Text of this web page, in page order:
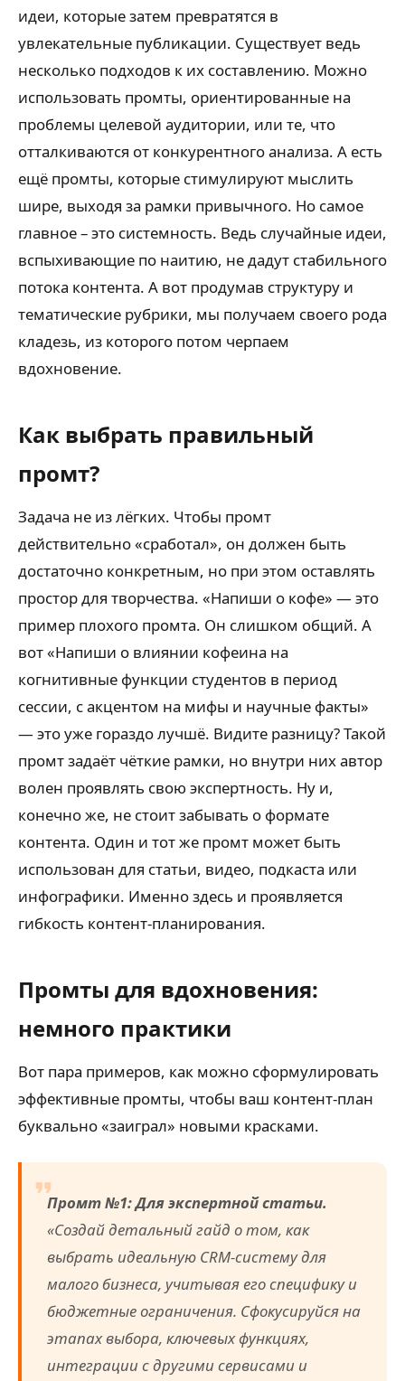
идеи, которые затем превратятся в
увлекательные публикации. Существует ведь
несколько подходов к их составлению. Можно
использовать промты, ориентированные на
проблемы целевой аудитории, или те, что
отталкиваются от конкурентного анализа. А есть
ещё промты, которые стимулируют мыслить
шире, выходя за рамки привычного. Но самое
главное – это системность. Ведь случайные идеи,
вспыхивающие по наитию, не дадут стабильного
потока контента. А вот продумав структуру и
тематические рубрики, мы получаем своего рода
кладезь, из которого потом черпаем
вдохновение.
Как выбрать правильный
промт?
Задача не из лёгких. Чтобы промт
действительно «сработал», он должен быть
достаточно конкретным, но при этом оставлять
простор для творчества. «Напиши о кофе» — это
пример плохого промта. Он слишком общий. А
вот «Напиши о влиянии кофеина на
когнитивные функции студентов в период
сессии, с акцентом на мифы и научные факты»
— это уже гораздо лучшё. Видите разницу? Такой
промт задаёт чёткие рамки, но внутри них автор
волен проявлять свою экспертность. Ну и,
конечно же, не стоит забывать о формате
контента. Один и тот же промт может быть
использован для статьи, видео, подкаста или
инфографики. Именно здесь и проявляется
гибкость контент-планирования.
Промты для вдохновения:
немного практики
Вот пара примеров, как можно сформулировать
эффективные промты, чтобы ваш контент-план
буквально «заиграл» новыми красками.
Промт №1: Для экспертной статьи.
«Создай детальный гайд о том, как
выбрать идеальную CRM-систему для
малого бизнеса, учитывая его специфику и
бюджетные ограничения. Сфокусируйся на
этапах выбора, ключевых функциях,
интеграции с другими сервисами и